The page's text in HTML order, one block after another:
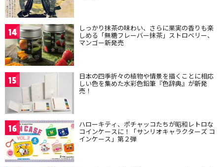
14 しっかり抹茶の味わい、さらに果実の香りも楽
しめる「無糖フレーバー抹茶」ストロベリー、
マンゴー新発売
15 日本の四季折々の植物や情景を描くことに相応
しい色を集めた水彩色鉛筆『色辞典』が新発
売！
16 ハローキティ、ポチャッコたちが昭和レトロな
コインケースに！「サンリオキャラクターズ コ
インケース」第２弾